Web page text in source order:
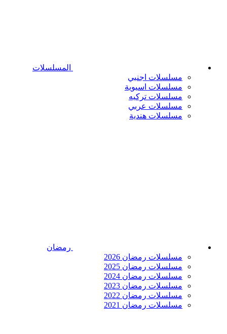
المسلسلات
مسلسلات اجنبي
مسلسلات اسيوية
مسلسلات تركيه
مسلسلات عربي
مسلسلات هندية
رمضان
مسلسلات رمضان 2026
مسلسلات رمضان 2025
مسلسلات رمضان 2024
مسلسلات رمضان 2023
مسلسلات رمضان 2022
مسلسلات رمضان 2021